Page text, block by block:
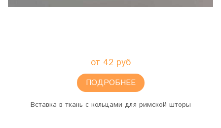
от 42 руб
ПОДРОБНЕЕ
Вставка в ткань с кольцами для римской шторы